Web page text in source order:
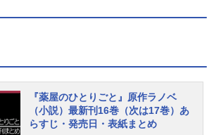
『薬屋のひとりごと』原作ラノベ
（小説）最新刊16巻（次は17巻）あ
らすじ・発売日・表紙まとめ